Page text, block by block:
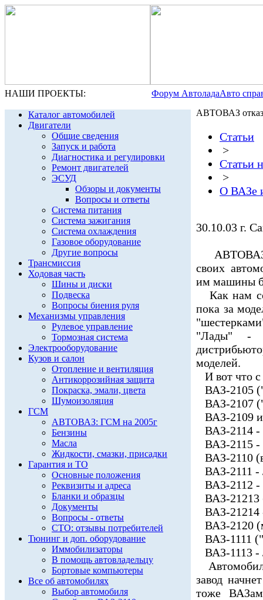
НАШИ ПРОЕКТЫ: Форум АвтоладаАвто
Каталог автомобилей
Двигатели
Общие сведения
Запуск и работа
Диагностика и регулировки
Ремонт двигателей
ЭСУД
Обзоры и документы
Вопросы и ответы
Система питания
Система зажигания
Система охлаждения
Газовое оборудование
Другие вопросы
Трансмиссия
Ходовая часть
Шины и диски
Подвеска
Вопросы биения руля
Механизмы управления
Рулевое управление
Тормозная система
Электрооборудование
Кузов и салон
Отопление и вентиляция
Антикоррозийная защита
Покраска, эмали, цвета
Шумоизоляция
ГСМ
АВТОВАЗ: ГСМ на 2005г
Бензины
Масла
Жидкости, смазки, присадки
Гарантия и ТО
Основные положения
Реквизиты и адреса
Бланки и образцы
Документы
Вопросы - ответы
СТО: отзывы потребителей
Тюнинг и доп. оборудование
Иммобилизаторы
В помощь автовладельцу
Бортовые компьютеры
Все об автомобилях
Выбор автомобиля
АВТОВАЗ
Статьи
>
Статьи
>
О ВАЗе
30.10.03 г.
АВТОВАЗ
своих
им машины
Как нам
пока за
"Лады" -
моделей.
И вот что
ВАЗ-2105
ВАЗ-2107
ВАЗ-2109 и
ВАЗ-2114 -
ВАЗ-2115 -
ВАЗ-2110
ВАЗ-2111 -
ВАЗ-2112 -
ВАЗ-21213
ВАЗ-21214
ВАЗ-2120
ВАЗ-1111
ВАЗ-1113 -
завод
тоже